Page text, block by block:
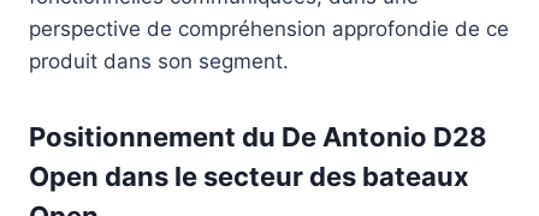
perspective de compréhension approfondie de ce
produit dans son segment.
Positionnement du De Antonio D28
Open dans le secteur des bateaux